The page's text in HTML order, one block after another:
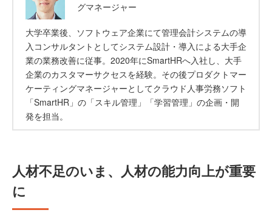
グマネージャー
大学卒業後、ソフトウェア企業にて管理会計システムの導
入コンサルタントとしてシステム設計・導入による大手企
業の業務改善に従事。2020年にSmartHRへ入社し、大手
企業のカスタマーサクセスを経験。その後プロダクトマー
ケーティングマネージャーとしてクラウド人事労務ソフト
「SmartHR」の「スキル管理」「学習管理」の企画・開
発を担当。
人材不足のいま、人材の能力向上が重要
に